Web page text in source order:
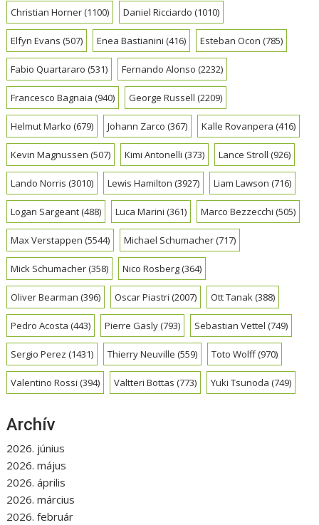
Christian Horner(1100) Daniel Ricciardo (1010)
Elfyn Evans (507) Enea Bastianini (416) Esteban Ocon (785)
Fabio Quartararo (531) Fernando Alonso (2232)
Francesco Bagnaia (940) George Russell (2209)
Helmut Marko (679) Johann Zarco (367) Kalle Rovanpera (416)
Kevin Magnussen (507) Kimi Antonelli (373) Lance Stroll (926)
Lando Norris (3010) Lewis Hamilton (3927) Liam Lawson (716)
Logan Sargeant(488) Luca Marini (361) Marco Bezzecchi (505)
Max Verstappen (5544) Michael Schumacher(717)
Mick Schumacher(358) Nico Rosberg(364)
Oliver Bearman (396) Oscar Piastri (2007) Ott Tanak(388)
Pedro Acosta (443) Pierre Gasly(793) Sebastian Vettel (749)
Sergio Perez (1431) Thierry Neuville (559) Toto Wolff(970)
Valentino Rossi (394) Valtteri Bottas (773) Yuki Tsunoda (749)
Archív
2026. június
2026. május
2026. április
2026. március
2026. február